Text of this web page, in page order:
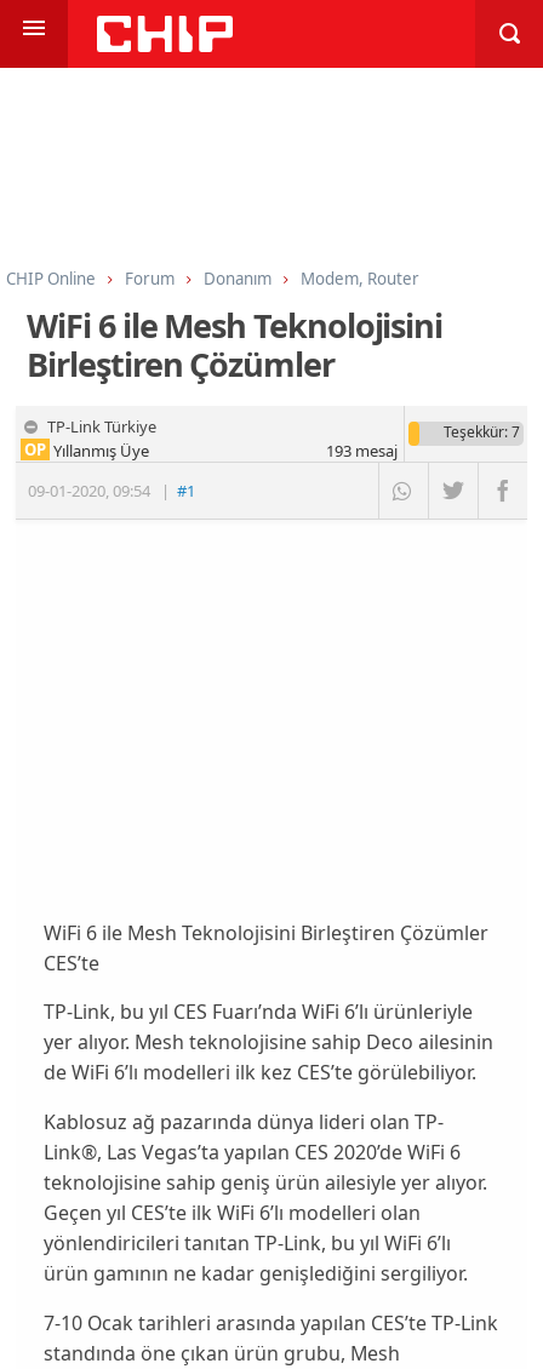
CHIP Online Forum Donanım Modem, Router
WiFi 6 ile Mesh Teknolojisini
Birleştiren Çözümler
TP-Link Türkiye
09-01-2020,09:54 |#1
OP Yıllanmış Üye
Teşekkür: 7
193mesaj
WiFi 6 ile Mesh Teknolojisini Birleştiren Çözümler
CES’te
TP-Link, bu yıl CES Fuarı’nda WiFi 6’lı ürünleriyle
yer alıyor. Mesh teknolojisine sahip Deco ailesinin
de WiFi 6’lı modelleri ilk kez CES’te görülebiliyor.
Kablosuz ağ pazarında dünya lideri olan TP-
Link®, Las Vegas’ta yapılan CES 2020’de WiFi 6
teknolojisine sahip geniş ürün ailesiyle yer alıyor.
Geçen yıl CES’te ilk WiFi 6’lı modelleri olan
yönlendiricileri tanıtan TP-Link, bu yıl WiFi 6’lı
ürün gamının ne kadar genişlediğini sergiliyor.
7-10 Ocak tarihleri arasında yapılan CES’te TP-Link
standında öne çıkan ürün grubu, Mesh